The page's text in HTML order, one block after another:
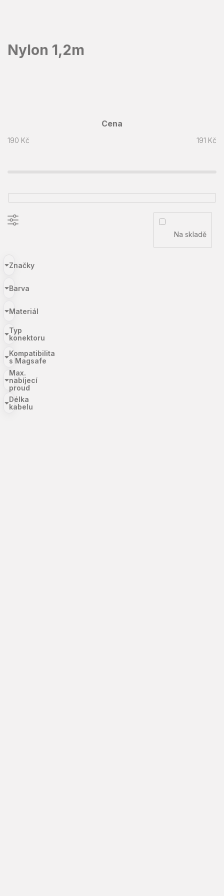
Nylon 1,2m
Cena
190 Kč 191 Kč
Na skladě
Značky
Barva
Materiál
Typ
konektoru
Kompatibilita
s Magsafe
Max.
nabíjecí
proud
Délka
kabelu